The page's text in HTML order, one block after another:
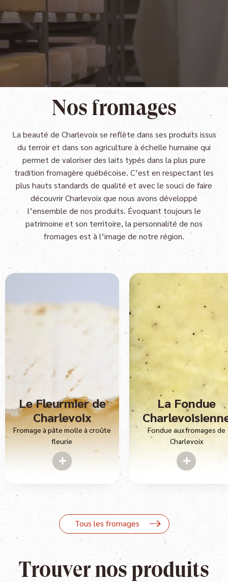
En savoir plus
En savoir plus
En savoir plus
Nos fromages
La beauté de Charlevoix se reflète dans ses produits issus
du terroir et dans son agriculture à échelle humaine qui
permet de valoriser des laits typés dans la plus pure
tradition fromagère québécoise. C’est en respectant les
plus hauts standards de qualité et avec le souci de faire
découvrir Charlevoix que nous avons développé
l’ensemble de nos produits. Évoquant toujours le
patrimoine et son territoire, la personnalité de nos
fromages est à l’image de notre région.
Le Fleurmier de
Charlevoix
Fromage à pâte molle à croûte
fleurie
La Fondue
Fondue aux fromages de
Charlevoix
Tous les fromages
Trouver nos produits